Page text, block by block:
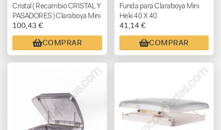
Cristal ( Recambio CRISTAL Y
PASADORES ) Claraboya Mini
Heki 40x40 Style/Plus
100,43 €
COMPRAR
Funda para Claraboya Mini
Heki 40 X 40
41,14 €
COMPRAR